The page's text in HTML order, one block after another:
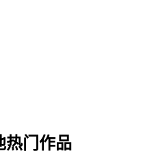
热门作品